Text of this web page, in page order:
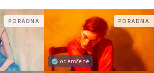
PORADNA
odemčené
PORADNA